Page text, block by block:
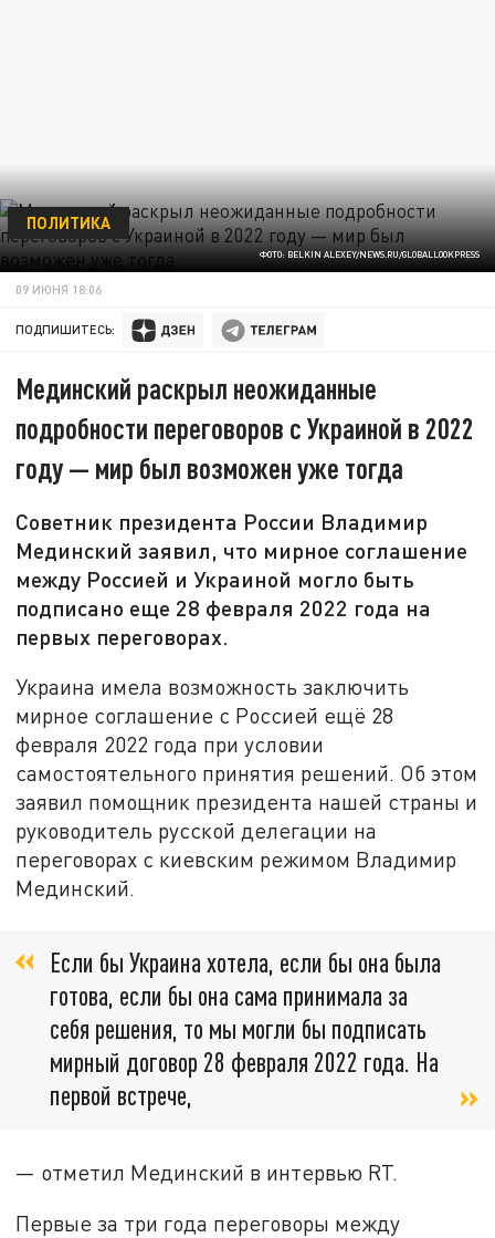
ФОТО: BELKIN ALEXEY/NEWS.RU/GLOBALLOOKPRESS
ПОЛИТИКА
09 ИЮНЯ 18:06
ПОДПИШИТЕСЬ:
Мединский раскрыл неожиданные
подробности переговоров с Украиной в 2022
году — мир был возможен уже тогда
Советник президента России Владимир
Мединский заявил, что мирное соглашение
между Россией и Украиной могло быть
подписано еще 28 февраля 2022 года на
первых переговорах.
Украина имела возможность заключить
мирное соглашение с Россией ещё 28
февраля 2022 года при условии
самостоятельного принятия решений. Об этом
заявил помощник президента нашей страны и
руководитель русской делегации на
переговорах с киевским режимом Владимир
Мединский.
Если бы Украина хотела, если бы она была
готова, если бы она сама принимала за
себя решения, то мы могли бы подписать
мирный договор 28 февраля 2022 года. На
первой встрече,
— отметил Мединский в интервью RT.
Первые за три года переговоры между